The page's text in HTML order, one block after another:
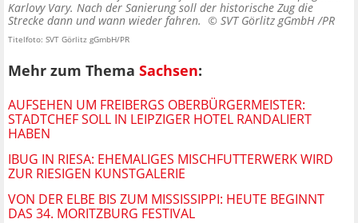
Karlovy Vary. Nach der Sanierung soll der historische Zug die
Strecke dann und wann wieder fahren. © SVT Görlitz gGmbH /PR
Titelfoto: SVT Görlitz gGmbH/PR
Mehr zum Thema Sachsen:
AUFSEHEN UM FREIBERGS OBERBÜRGERMEISTER:
STADTCHEF SOLL IN LEIPZIGER HOTEL RANDALIERT
HABEN
IBUG IN RIESA: EHEMALIGES MISCHFUTTERWERK WIRD
ZUR RIESIGEN KUNSTGALERIE
VON DER ELBE BIS ZUM MISSISSIPPI: HEUTE BEGINNT
DAS 34. MORITZBURG FESTIVAL